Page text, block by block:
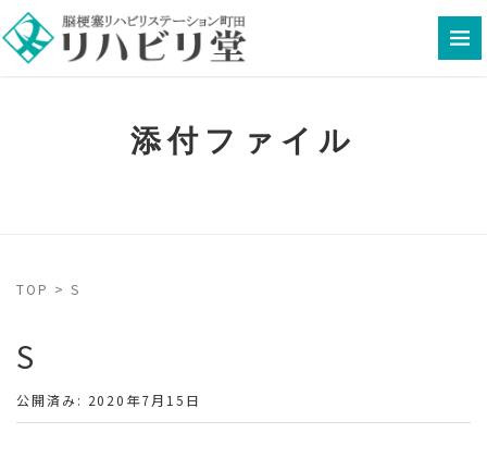
添付ファイル
TOP > S
S
公開済み: 2020年7月15日